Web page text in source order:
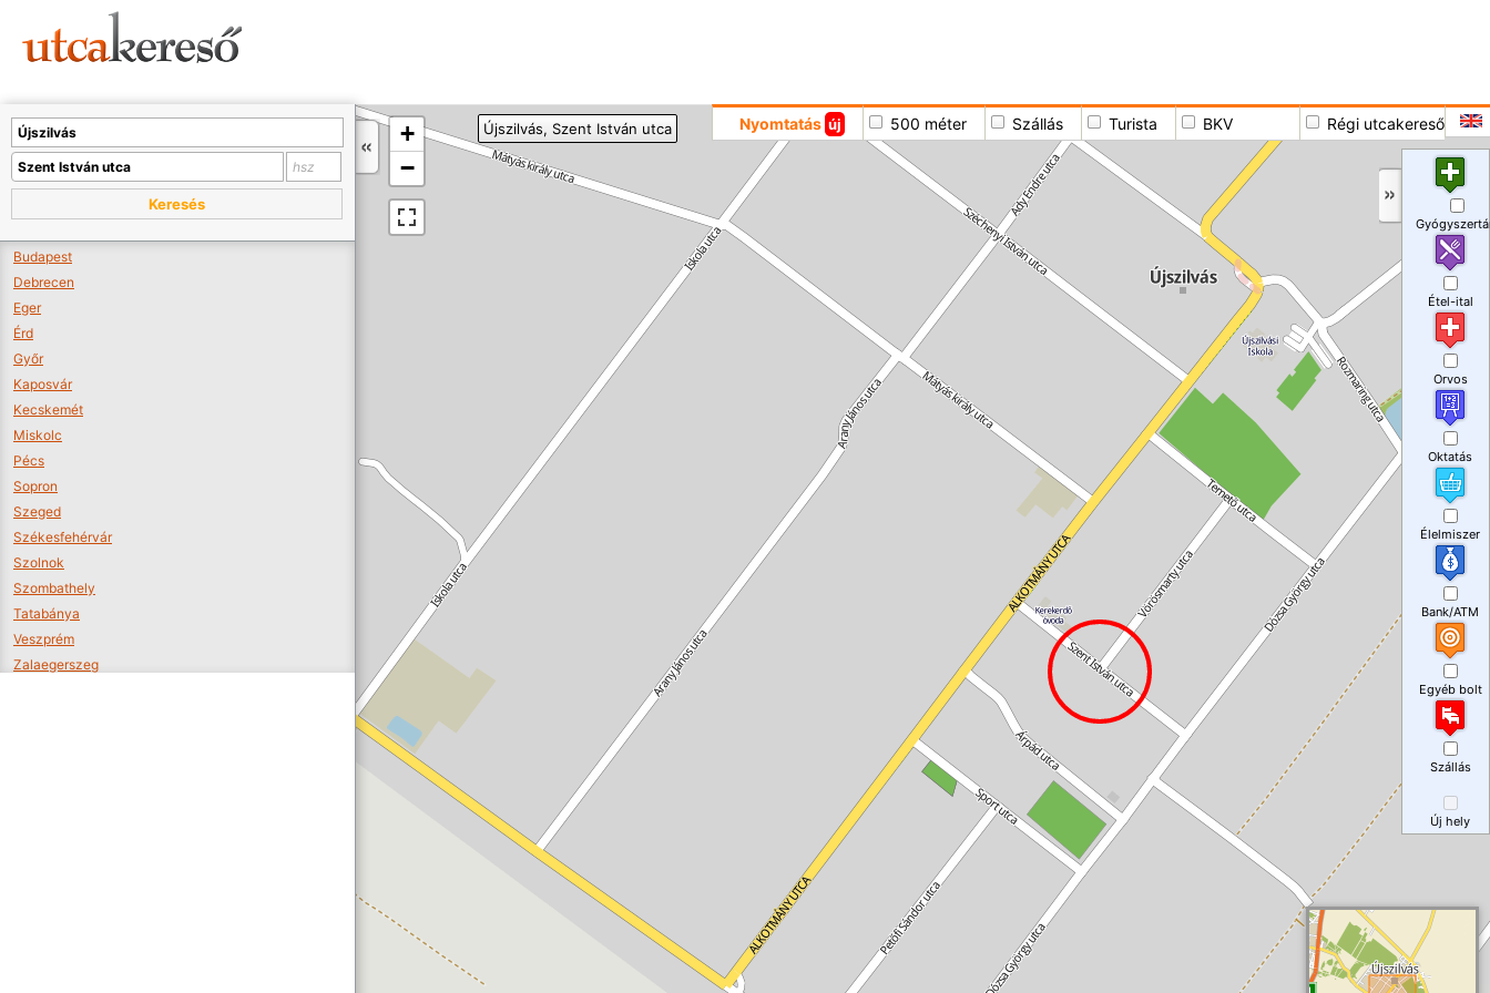
+
−
Nyomtatás új 500 méter Szállás Turista BKV Régi utcakereső
Újszilvás, Szent István utca
Keresés
Budapest
Debrecen
Eger
Érd
Győr
Kaposvár
Kecskemét
Miskolc
Pécs
Sopron
Szeged
Székesfehérvár
Szolnok
Szombathely
Tatabánya
Veszprém
Zalaegerszeg
Étel-ital
Orvos
Oktatás
Élelmiszer
Bank/ATM
Egyéb bolt
Szállás
Új hely
A térképet kicsinyíteni kell, hogy látszódjanak a boltok.
Boltok látszódjanak >>